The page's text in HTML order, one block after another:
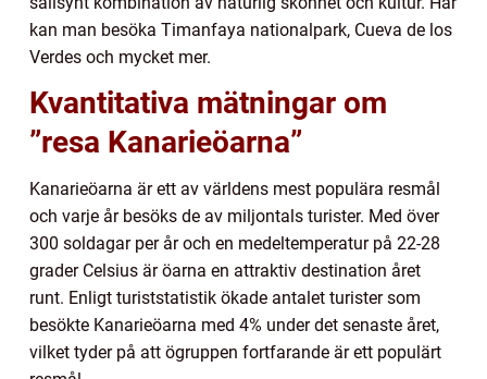
kan man besöka Timanfaya nationalpark, Cueva de los
Verdes och mycket mer.
Kvantitativa mätningar om
”resa Kanarieöarna”
Kanarieöarna är ett av världens mest populära resmål
och varje år besöks de av miljontals turister. Med över
300 soldagar per år och en medeltemperatur på 22-28
grader Celsius är öarna en attraktiv destination året
runt. Enligt turiststatistik ökade antalet turister som
besökte Kanarieöarna med 4% under det senaste året,
vilket tyder på att ögruppen fortfarande är ett populärt